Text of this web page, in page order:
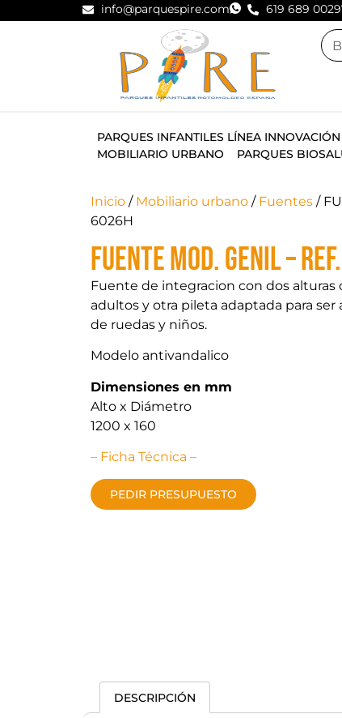
info@parquespire.com 619 689 002
PARQUES INFANTILES LÍNEA INNOVACIÓN
MOBILIARIO URBANO
PARQUES
Inicio / Mobiliario urbano / Fuentes /
6026H
FUENTE MOD. GENIL –
Fuente de integracion con dos alturas
adultos y otra pileta adaptada para ser
de ruedas y niños.
Modelo antivandalico
Dimensiones en mm
Alto x Diámetro
1200 x 160
– Ficha Técnica –
PEDIR PRESUPUESTO
DESCRIPCIÓN